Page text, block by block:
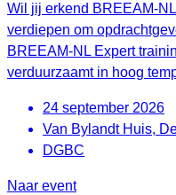
Wil jij erkend BREEAM-
verdiepen om
BREEAM-NL Expert
verduurzaamt in hoog
24 september 2026
Van Bylandt Huis,
DGBC
Naar event